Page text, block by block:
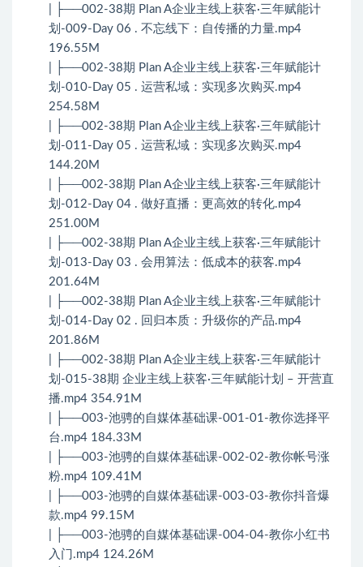
| ├──002-38期 Plan A企业主线上获客·三年赋能计
划-009-Day 06 . 不忘线下：自传播的力量.mp4
196.55M
| ├──002-38期 Plan A企业主线上获客·三年赋能计
划-010-Day 05 . 运营私域：实现多次购买.mp4
254.58M
| ├──002-38期 Plan A企业主线上获客·三年赋能计
划-011-Day 05 . 运营私域：实现多次购买.mp4
144.20M
| ├──002-38期 Plan A企业主线上获客·三年赋能计
划-012-Day 04 . 做好直播：更高效的转化.mp4
251.00M
| ├──002-38期 Plan A企业主线上获客·三年赋能计
划-013-Day 03 . 会用算法：低成本的获客.mp4
201.64M
| ├──002-38期 Plan A企业主线上获客·三年赋能计
划-014-Day 02 . 回归本质：升级你的产品.mp4
201.86M
| ├──002-38期 Plan A企业主线上获客·三年赋能计
划-015-38期 企业主线上获客·三年赋能计划 – 开营直
播.mp4 354.91M
| ├──003-池骋的自媒体基础课-001-01-教你选择平
台.mp4 184.33M
| ├──003-池骋的自媒体基础课-002-02-教你帐号涨
粉.mp4 109.41M
| ├──003-池骋的自媒体基础课-003-03-教你抖音爆
款.mp4 99.15M
| ├──003-池骋的自媒体基础课-004-04-教你小红书
入门.mp4 124.26M